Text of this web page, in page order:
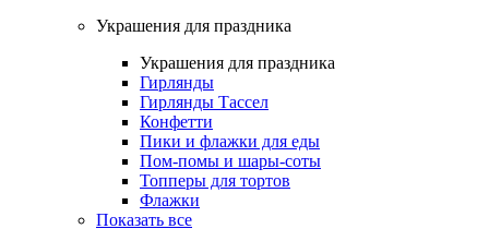
Украшения для праздника
Украшения для праздника
Гирлянды
Гирлянды Тассел
Конфетти
Пики и флажки для еды
Пом-помы и шары-соты
Топперы для тортов
Флажки
Показать все